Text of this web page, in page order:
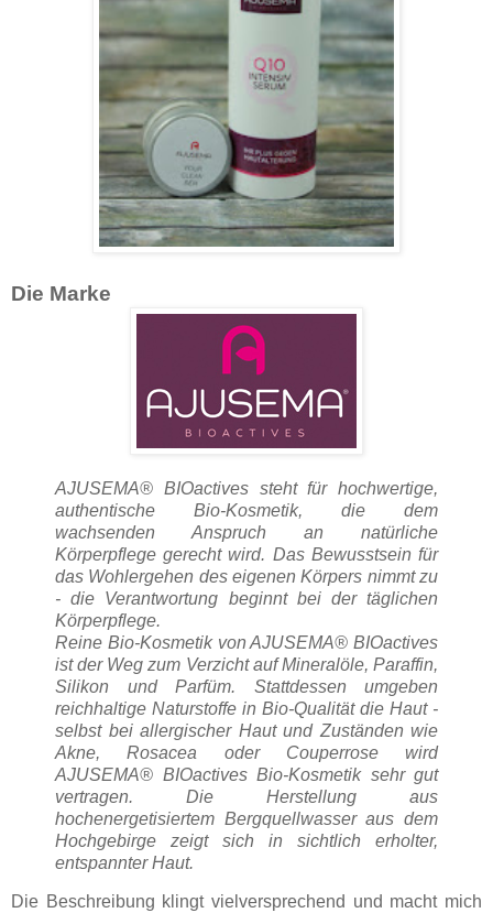
Die Marke
AJUSEMA® BIOactives steht für hochwertige,
authentische Bio-Kosmetik, die dem
wachsenden Anspruch an natürliche
Körperpflege gerecht wird. Das Bewusstsein für
das Wohlergehen des eigenen Körpers nimmt zu
- die Verantwortung beginnt bei der täglichen
Körperpflege.
Reine Bio-Kosmetik von AJUSEMA® BIOactives
ist der Weg zum Verzicht auf Mineralöle, Paraffin,
Silikon und Parfüm. Stattdessen umgeben
reichhaltige Naturstoffe in Bio-Qualität die Haut -
selbst bei allergischer Haut und Zuständen wie
Akne, Rosacea oder Couperrose wird
AJUSEMA® BIOactives Bio-Kosmetik sehr gut
vertragen. Die Herstellung aus
hochenergetisiertem Bergquellwasser aus dem
Hochgebirge zeigt sich in sichtlich erholter,
entspannter Haut.
Die Beschreibung klingt vielversprechend und macht mich